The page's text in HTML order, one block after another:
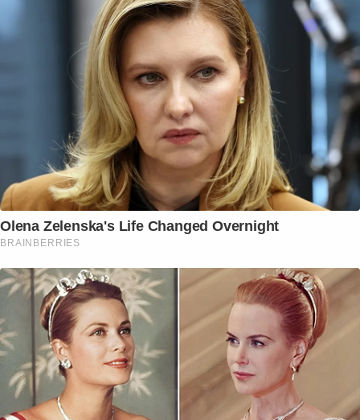
Olena Zelenska's Life Changed Overnight
BRAINBERRIES